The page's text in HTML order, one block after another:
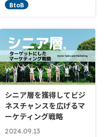
BtoB
シニア層を獲得してビジ
ネスチャンスを広げるマ
ーケティング戦略
2024.09.13